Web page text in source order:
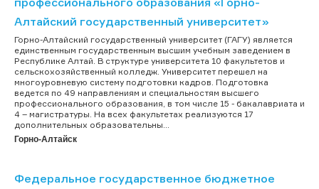
Алтайский государственный университет»
Горно-Алтайский государственный университет (ГАГУ) является
единственным государственным высшим учебным заведением в
Республике Алтай. В структуре университета 10 факультетов и
сельскохозяйственный колледж. Университет перешел на
многоуровневую систему подготовки кадров. Подготовка
ведется по 49 направлениям и специальностям высшего
профессионального образования, в том числе 15 - бакалавриата и
4 – магистратуры. На всех факультетах реализуются 17
дополнительных образовательны...
Горно-Алтайск
Федеральное государственное бюджетное